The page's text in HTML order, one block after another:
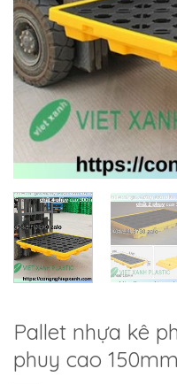
Pallet nhựa kê
phuy cao 150mm